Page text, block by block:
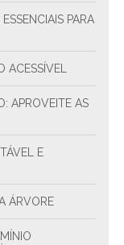
ACESSÍVEL
ÁRVORE